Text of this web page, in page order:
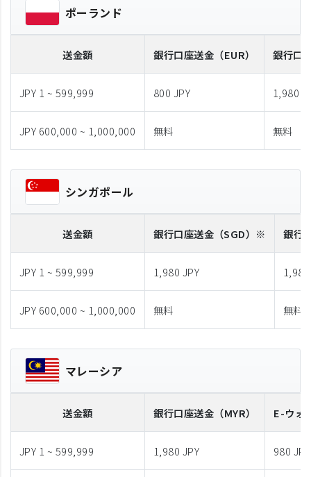
ポーランド
送金額 銀行口座送金 （EUR） 銀行口
JPY 1 ~ 599,999 800 JPY 1,980
JPY 600,000 ~ 1,000,000 無料 無料
シンガポール
送金額 銀行口座送金 （SGD）※ 銀行
JPY 1 ~ 599,999 1,980 JPY
JPY 600,000 ~ 1,000,000 無料 無料
マレーシア
送金額 銀行口座送金 （MYR） E-ウォ
JPY 1 ~ 599,999 1,980 JPY 980 JPY